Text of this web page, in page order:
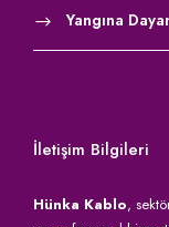
Yangına
İletişim Bilgileri
Hünka Kablo,